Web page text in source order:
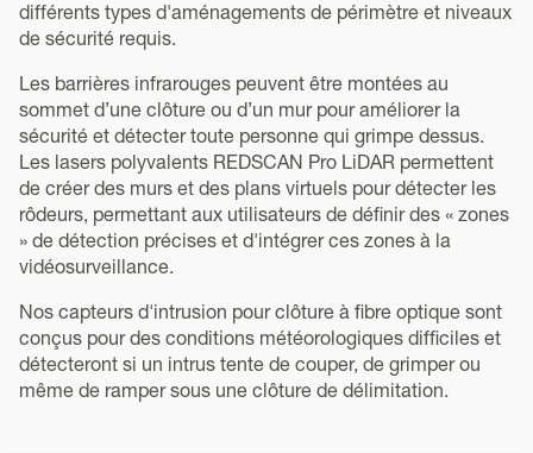
différents types d'aménagements de périmètre et niveaux
de sécurité requis.
Les barrières infrarouges peuvent être montées au
sommet d’une clôture ou d’un mur pour améliorer la
sécurité et détecter toute personne qui grimpe dessus.
Les lasers polyvalents REDSCAN Pro LiDAR permettent
de créer des murs et des plans virtuels pour détecter les
rôdeurs, permettant aux utilisateurs de définir des « zones
» de détection précises et d'intégrer ces zones à la
vidéosurveillance.
Nos capteurs d'intrusion pour clôture à fibre optique sont
conçus pour des conditions météorologiques difficiles et
détecteront si un intrus tente de couper, de grimper ou
même de ramper sous une clôture de délimitation.